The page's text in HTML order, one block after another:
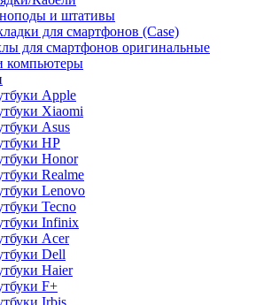
и штативы
для смартфонов (Case)
для смартфонов оригинальные
компьютеры
Apple
Xiaomi
Asus
HP
Honor
Realme
Lenovo
Tecno
Infinix
Acer
Dell
Haier
F+
Irbis